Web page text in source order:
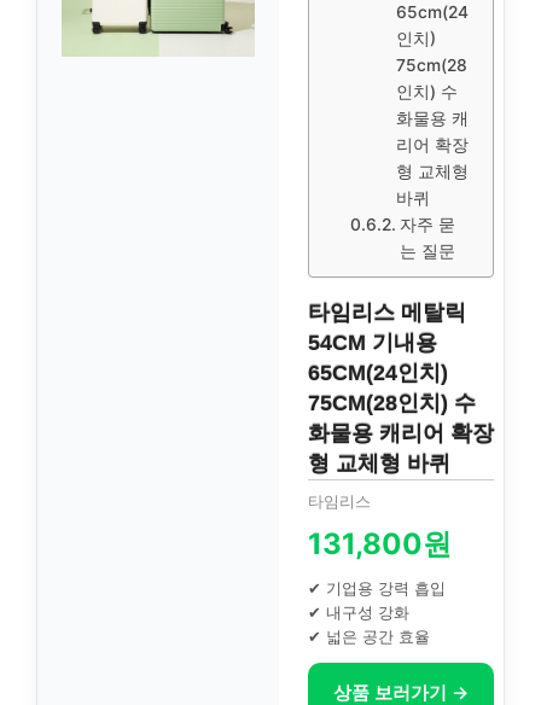
65cm(24
인치)
75cm(28
인치) 수
화물용 캐
리어 확장
형 교체형
바퀴
자주 묻
는 질문
타임리스 메탈릭
54CM 기내용
65CM(24인치)
75CM(28인치) 수
화물용 캐리어 확장
형 교체형 바퀴
타임리스
131,800원
✔ 기업용 강력 흡입
✔ 내구성 강화
✔ 넓은 공간 효율
상품 보러가기 →